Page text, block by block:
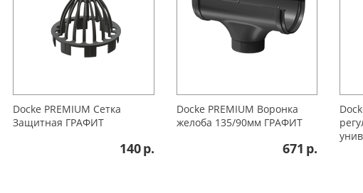
Docke PREMIUМ Сетка
Защитная ГРАФИТ
140р.
Docke PREMIUM Воронка
желоба 135/90мм ГРАФИТ
671 р.